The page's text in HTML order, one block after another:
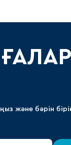
және бәрін